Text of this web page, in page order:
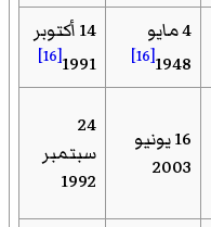
4 مايو
1948
[16]
14 أكتوبر
1991
[16]
16 يونيو
2003
24
سبتمبر
1992